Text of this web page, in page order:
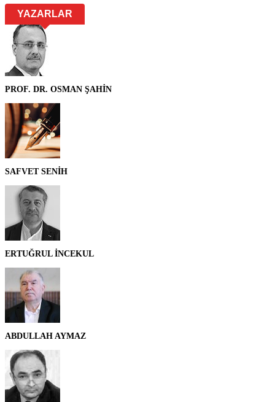
YAZARLAR
PROF. DR. OSMAN ŞAHİN
SAFVET SENİH
ERTUĞRUL İNCEKUL
ABDULLAH AYMAZ